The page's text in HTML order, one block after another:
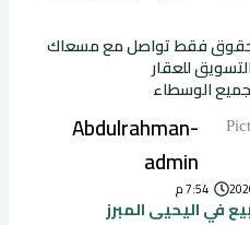
الحقوق فقط تواصل مع مسعاك
للعقار
الوسطاء
Abdulrahman-
admin
7:54 م
في اليحيى المبرز